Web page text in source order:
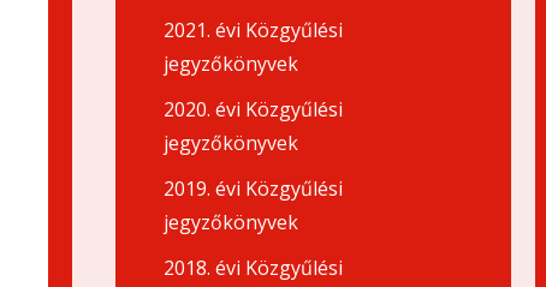
2021. évi Közgyűlési
jegyzőkönyvek
2020. évi Közgyűlési
jegyzőkönyvek
2019. évi Közgyűlési
jegyzőkönyvek
2018. évi Közgyűlési